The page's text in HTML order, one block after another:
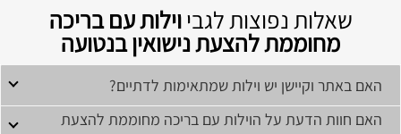
שאלות נפוצות לגביוילות עם בריכה
מחוממת להצעת נישואין בנטועה
האם באתר וקיישן יש וילות שמתאימות לדתיים?
האם חוות הדעת על הוילות עם בריכה מחוממת להצעת